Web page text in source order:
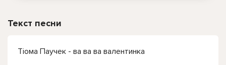
Текст песни
Тіома Паучек - ва ва ва валентинка